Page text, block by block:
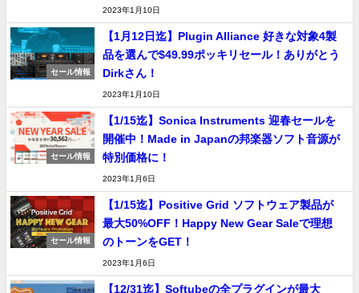
2023年1月10日
セール情報
【1月12日迄】Plugin Alliance 好きな対象4製
品を選んで$49.99ポッキリセール！ありがとう
Dirkさん！
2023年1月10日
セール情報
【1/15迄】Sonica Instruments 迎春セールを
開催中！Made in Japanの邦楽器ソフト音源が
特別価格に！
2023年1月6日
セール情報
【1/15迄】Positive Grid ソフトウェア製品が
最大50%OFF！Happy New Gear Saleで理想
のトーンをGET！
2023年1月6日
【12/31迄】Softubeの全プラグインが最大